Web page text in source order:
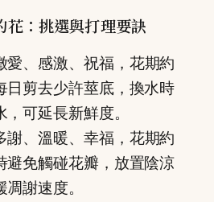
花：挑選與打理要訣
愛、感激、祝福，花期約
日剪去少許莖底，換水時
可延長新鮮度。
謝、溫暖、幸福，花期約
避免觸碰花瓣，放置陰涼
謝速度。